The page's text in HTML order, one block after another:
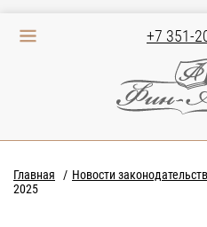
+7 351-
Главная Новости
2025